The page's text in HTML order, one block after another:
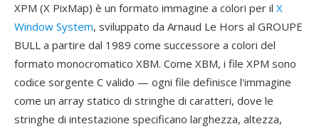
XPM (X PixMap) è un formato immagine a colori per il X
Window System, sviluppato da Arnaud Le Hors al GROUPE
BULL a partire dal 1989 come successore a colori del
formato monocromatico XBM. Come XBM, i file XPM sono
codice sorgente C valido — ogni file definisce l'immagine
come un array statico di stringhe di caratteri, dove le
stringhe di intestazione specificano larghezza, altezza,